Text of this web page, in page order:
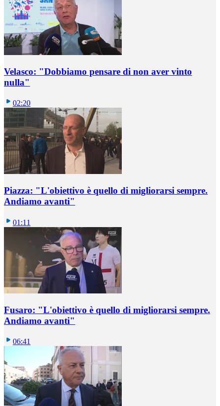
Velasco: "Dobbiamo pensare di non aver vinto
nulla"
02:20
Piazza: "L'obiettivo è quello di migliorarsi sempre.
Andiamo avanti"
01:11
Fusaro: "L'obiettivo è quello di migliorarsi sempre.
Andiamo avanti"
06:41